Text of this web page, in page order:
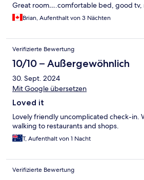
Great room….comfortable bed, good tv,
Brian, Aufenthalt von 3 Nächten
Verifizierte Bewertung
10/10 – Außergewöhnlich
30. Sept. 2024
Mit Google übersetzen
Loved it
Lovely friendly uncomplicated check-in.
walking to restaurants and shops.
T, Aufenthalt von 1 Nacht
Verifizierte Bewertung